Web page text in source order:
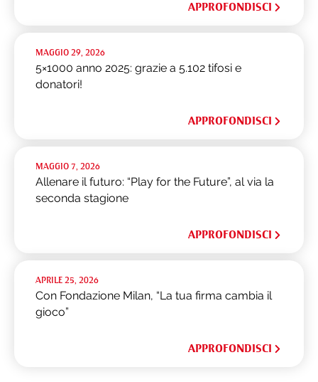
APPROFONDISCI
MAGGIO 29, 2026
5×1000 anno 2025: grazie a 5.102 tifosi e
donatori!
APPROFONDISCI
MAGGIO 7, 2026
Allenare il futuro: “Play for the Future”, al via la
seconda stagione
APPROFONDISCI
APRILE 25, 2026
Con Fondazione Milan, “La tua firma cambia il
gioco”
APPROFONDISCI